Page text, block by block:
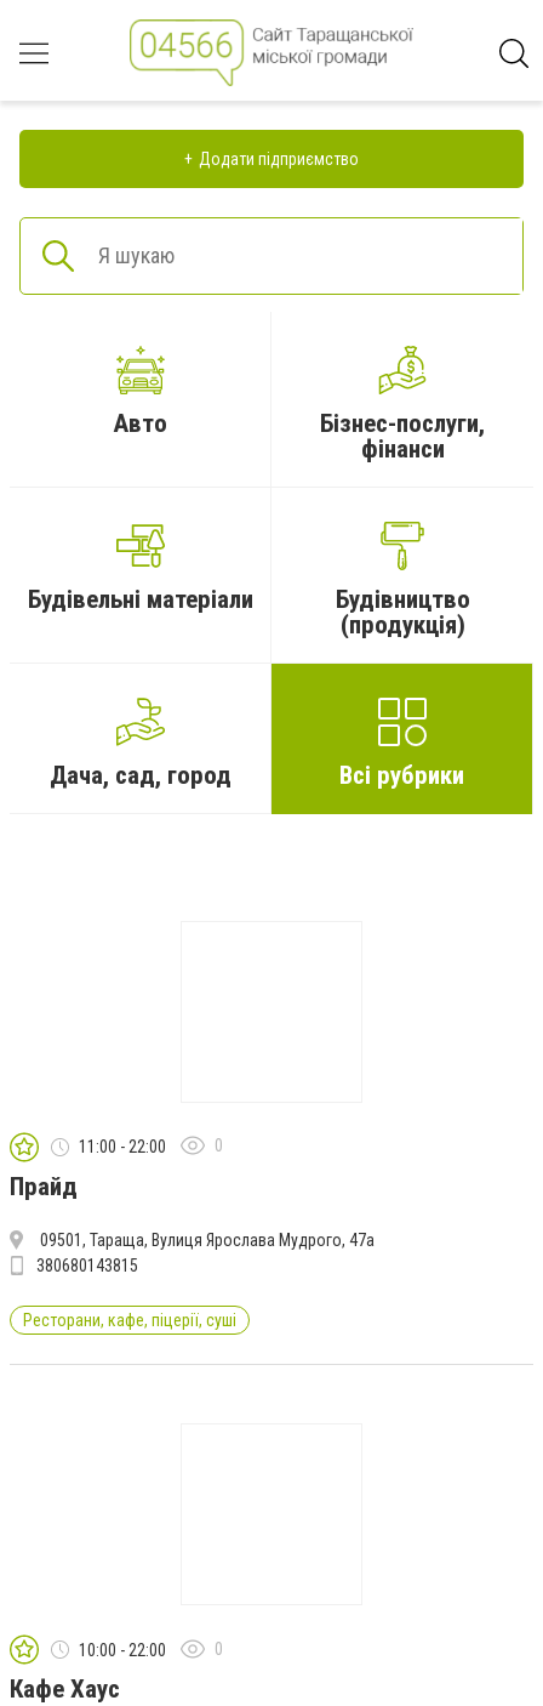
Додати підприємство
Авто
Бізнес-послуги,
фінанси
Будівельні матеріали
Будівництво
(продукція)
Дача, сад, город Всі рубрики
11:00 - 22:00 0
Прайд
09501, Тараща, Вулиця Ярослава Мудрого, 47а
380680143815
Ресторани, кафе, піцерії, суші
10:00 - 22:00 0
Кафе Хаус